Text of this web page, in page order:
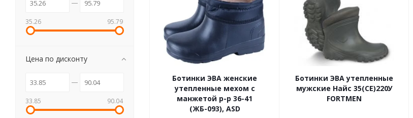
Ботинки ЭВА женские
утепленные мехом с
манжетой р-р 36-41
(ЖБ-093), ASD
Ботинки ЭВА утепленные
мужские Найс 35(СЕ)220У
FORTMEN
35.26 95.79
Цена по дисконту
33.85 90.04